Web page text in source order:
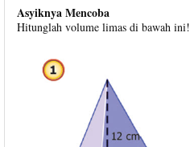
Asyiknya Mencoba
Hitunglah volume limas di bawah ini!